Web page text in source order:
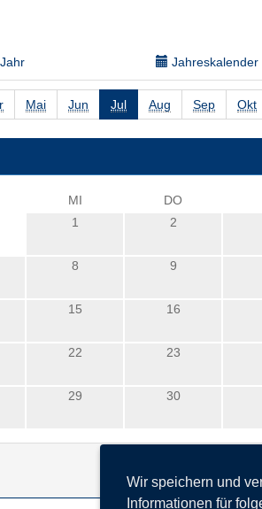
Mai Jun Jul Aug Sep Okt
MI DO
1
2
8 9
15 16
22 23
29 30
Wir speichern und
Informationen für